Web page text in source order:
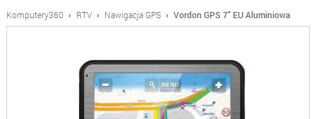
Komputery360 › RTV › Nawigacja GPS › Vordon GPS 7" EU Aluminiowa